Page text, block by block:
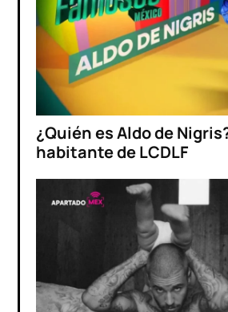
¿Quién es Aldo de
habitante de LCDLF